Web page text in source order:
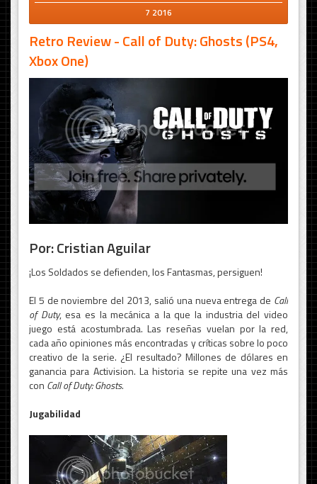
7 2016
Retro Review - Call of Duty: Ghosts (PS4,
Xbox One)
Por: Cristian Aguilar
¡Los Soldados se defienden, los Fantasmas, persiguen!
El 5 de noviembre del 2013, salió una nueva entrega de Call
of Duty, esa es la mecánica a la que la industria del video
juego está acostumbrada. Las reseñas vuelan por la red,
cada año opiniones más encontradas y críticas sobre lo poco
creativo de la serie. ¿El resultado? Millones de dólares en
ganancia para Activision. La historia se repite una vez más
con Call of Duty: Ghosts.
Jugabilidad